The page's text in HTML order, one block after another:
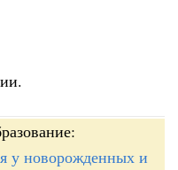
у новорожденных и